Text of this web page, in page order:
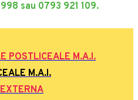
sau 0793 921 109.
POSTLICEALE M.A.I.
M.A.I.